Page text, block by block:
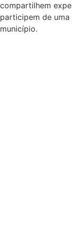
compartilhem
participem de
município.